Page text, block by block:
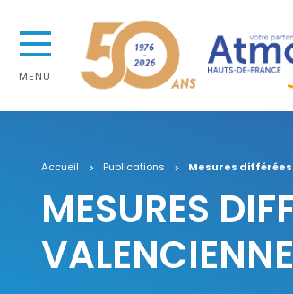
Aller au premier menu de navigation
Aller à la recherche
MENU
Atmo Hauts-de-France
Accueil Publications Mesures différées
MESURES